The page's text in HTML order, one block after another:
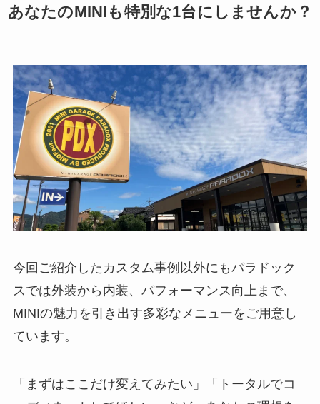
あなたのMINIも特別な1台にしませんか？
今回ご紹介したカスタム事例以外にもパラドック
スでは外装から内装、パフォーマンス向上まで、
MINIの魅力を引き出す多彩なメニューをご用意し
ています。
「まずはここだけ変えてみたい」「トータルでコ